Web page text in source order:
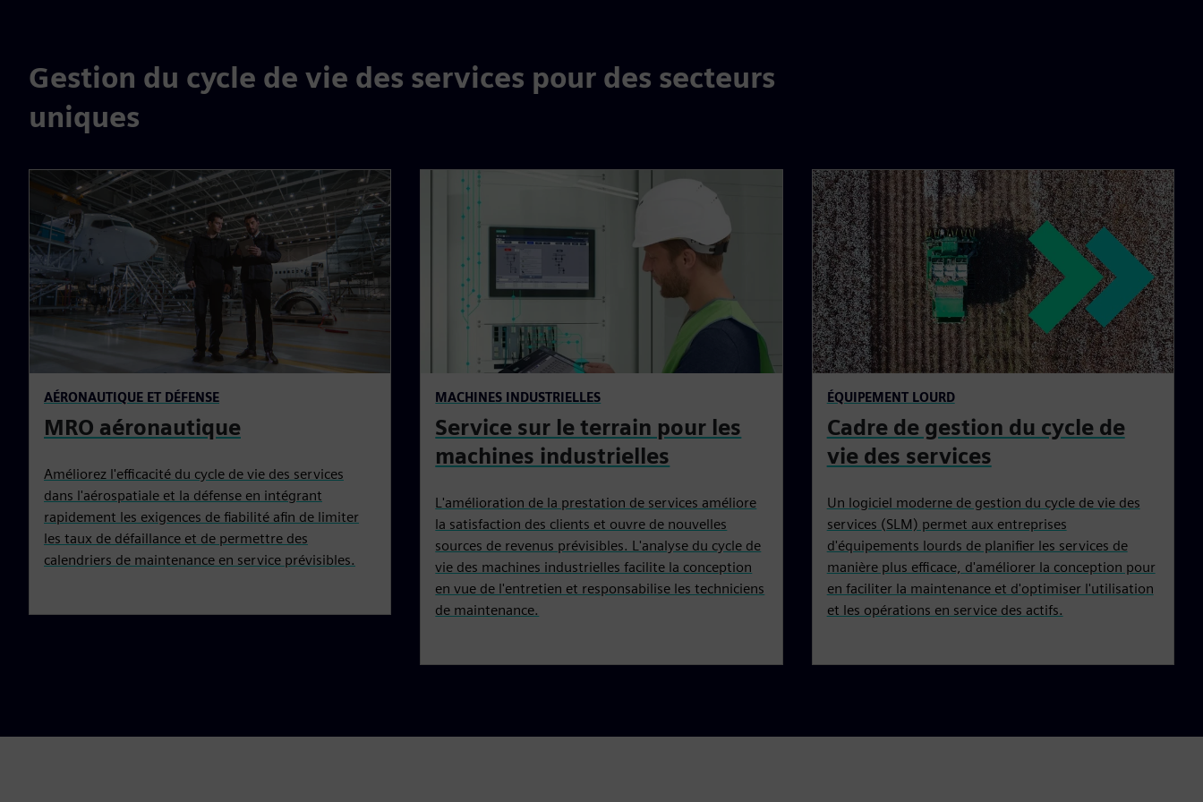
Gestion du cycle de vie des services pour des secteurs
uniques
AÉRONAUTIQUE ET DÉFENSE
MRO aéronautique
Améliorez l'efficacité du cycle de vie des services
dans l'aérospatiale et la défense en intégrant
rapidement les exigences de fiabilité afin de limiter
les taux de défaillance et de permettre des
calendriers de maintenance en service prévisibles.
MACHINES INDUSTRIELLES
Service sur le terrain pour les
machines industrielles
L'amélioration de la prestation de services améliore
la satisfaction des clients et ouvre de nouvelles
sources de revenus prévisibles. L'analyse du cycle de
vie des machines industrielles facilite la conception
en vue de l'entretien et responsabilise les techniciens
de maintenance.
ÉQUIPEMENT LOURD
Cadre de gestion du cycle de
vie des services
Un logiciel moderne de gestion du cycle de vie des
services (SLM) permet aux entreprises
d'équipements lourds de planifier les services de
manière plus efficace, d'améliorer la conception pour
en faciliter la maintenance et d'optimiser l'utilisation
et les opérations en service des actifs.